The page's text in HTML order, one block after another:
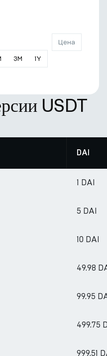
3M 1Y
Цена
USDT
DAI
1 DAI
5 DAI
10 DAI
49.98
99.95
499.75
999.51